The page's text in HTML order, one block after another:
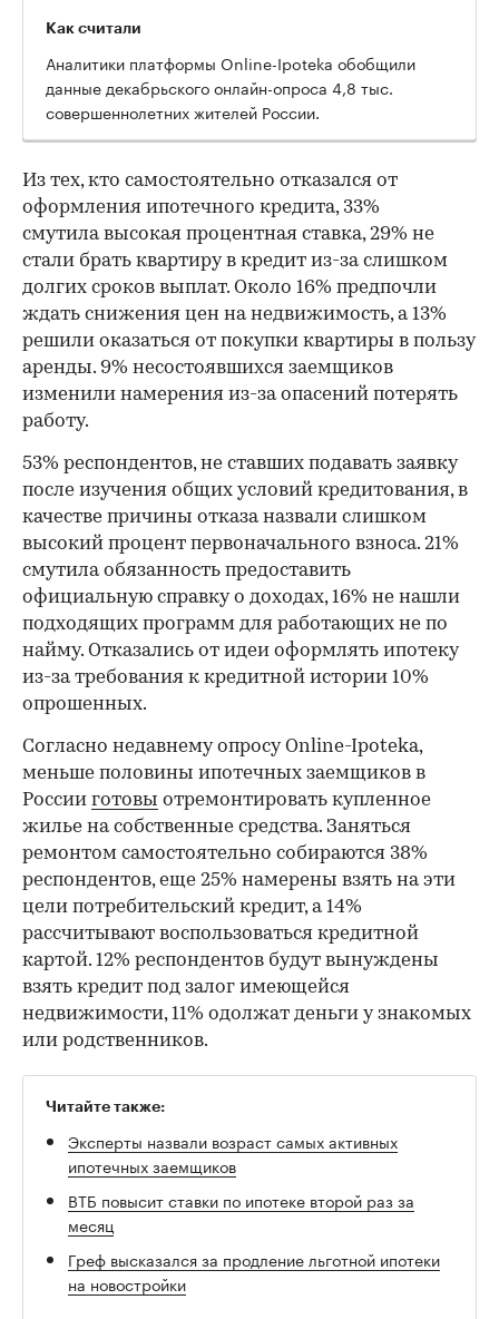
Как считали
Аналитики платформы Online-Ipoteka обобщили
данные декабрьского онлайн-опроса 4,8 тыс.
совершеннолетних жителей России.
Из тех, кто самостоятельно отказался от
оформления ипотечного кредита, 33%
смутила высокая процентная ставка, 29% не
стали брать квартиру в кредит из-за слишком
долгих сроков выплат. Около 16% предпочли
ждать снижения цен на недвижимость, а 13%
решили оказаться от покупки квартиры в пользу
аренды. 9% несостоявшихся заемщиков
изменили намерения из-за опасений потерять
работу.
53% респондентов, не ставших подавать заявку
после изучения общих условий кредитования, в
качестве причины отказа назвали слишком
высокий процент первоначального взноса. 21%
смутила обязанность предоставить
официальную справку о доходах, 16% не нашли
подходящих программ для работающих не по
найму. Отказались от идеи оформлять ипотеку
из-за требования к кредитной истории 10%
опрошенных.
Согласно недавнему опросу Online-Ipoteka,
меньше половины ипотечных заемщиков в
России готовы отремонтировать купленное
жилье на собственные средства. Заняться
ремонтом самостоятельно собираются 38%
респондентов, еще 25% намерены взять на эти
цели потребительский кредит, а 14%
рассчитывают воспользоваться кредитной
картой. 12% респондентов будут вынуждены
взять кредит под залог имеющейся
недвижимости, 11% одолжат деньги у знакомых
или родственников.
Читайте также:
Эксперты назвали возраст самых активных
ипотечных заемщиков
ВТБ повысит ставки по ипотеке второй раз за
месяц
Греф высказался за продление льготной ипотеки
на новостройки